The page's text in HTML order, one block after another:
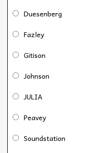
Duesenberg
Fazley
Gitison
Johnson
JULIA
Peavey
Soundstation